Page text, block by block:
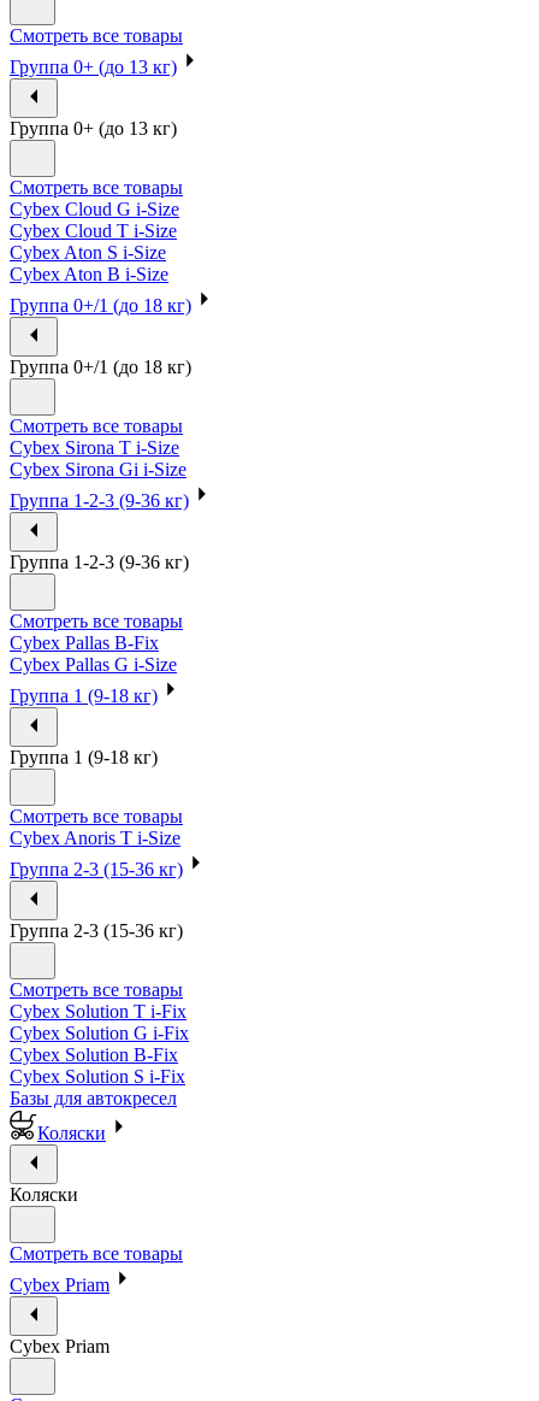
Смотреть все товары
Группа 0+ (до 13 кг)
Группа 0+ (до 13 кг)
Смотреть все товары
Cybex Cloud G i-Size
Cybex Cloud T i-Size
Cybex Aton S i-Size
Cybex Aton B i-Size
Группа 0+/1 (до 18 кг)
Группа 0+/1 (до 18 кг)
Смотреть все товары
Cybex Sirona T i-Size
Cybex Sirona Gi i-Size
Группа 1-2-3 (9-36 кг)
Группа 1-2-3 (9-36 кг)
Смотреть все товары
Cybex Pallas B-Fix
Cybex Pallas G i-Size
Группа 1 (9-18 кг)
Группа 1 (9-18 кг)
Смотреть все товары
Cybex Anoris T i-Size
Группа 2-3 (15-36 кг)
Группа 2-3 (15-36 кг)
Смотреть все товары
Cybex Solution T i-Fix
Cybex Solution G i-Fix
Cybex Solution B-Fix
Cybex Solution S i-Fix
Базы для автокресел
Коляски
Коляски
Смотреть все товары
Cybex Priam
Cybex Priam